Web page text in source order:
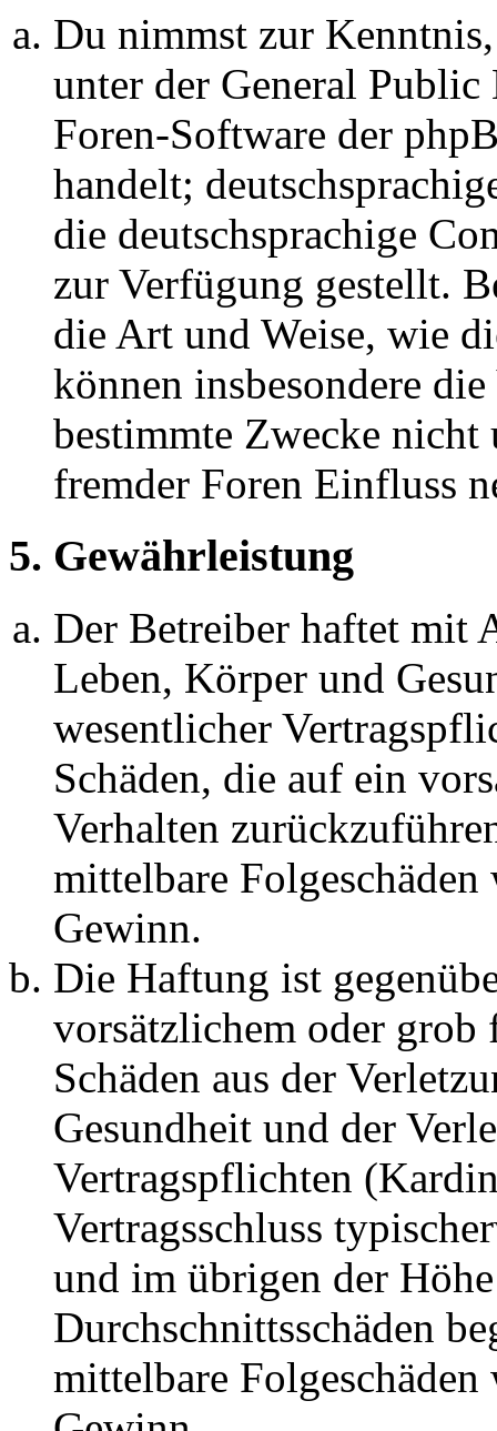
Du nimmst zur
unter der General
Foren-Software der
handelt;
die deutschsprachige
zur Verfügung gestellt.
die Art und Weise, wie
können insbesondere
bestimmte Zwecke nicht
fremder Foren Einfluss
5. Gewährleistung
Der Betreiber haftet mit
Leben, Körper und
wesentlicher
Schäden, die auf ein
Verhalten
mittelbare Folgeschäden
Gewinn.
Die Haftung ist
vorsätzlichem oder grob
Schäden aus der
Gesundheit und der
Vertragspflichten
Vertragsschluss
und im übrigen der
Durchschnittsschäden
mittelbare Folgeschäden